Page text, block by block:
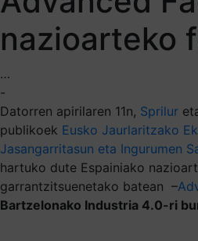
nazioarteko
…
-
Datorren apirilaren 11n, Sprilur
publikoek Eusko Jaurlaritzako
Jasangarritasun eta Ingurumen
hartuko dute Espainiako
garrantzitsuenetako batean –
Bartzelonako Industria 4.0-ri